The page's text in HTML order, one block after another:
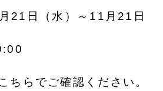
21日（水）～11月21日
ちらでご確認ください。